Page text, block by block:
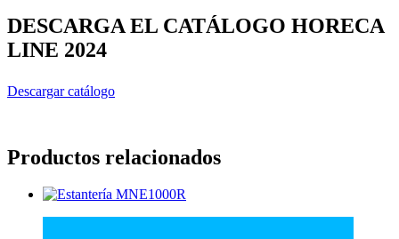
DESCARGA EL CATÁLOGO HORECA
LINE 2024
Descargar catálogo
Productos relacionados